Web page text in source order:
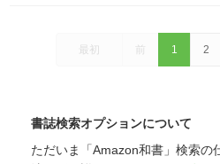
最初 前 1 2
書誌検索オプションについて
ただいま「Amazon和書」検索の